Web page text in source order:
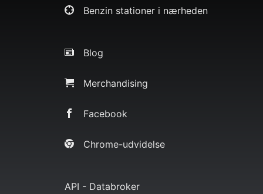
Benzin stationer i nærheden
Blog
Merchandising
Facebook
Chrome-udvidelse
API - Databroker